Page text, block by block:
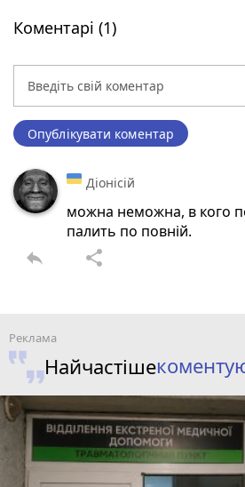
Коментарі (1)
Опублікувати коментар
Діонісій
можна неможна, в кого
палить по повній.
reply share
Найчастіше